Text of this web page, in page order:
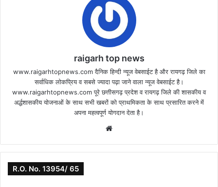
raigarh top news
www.raigarhtopnews.com दैनिक हिन्दी न्यूज वेबसाईट है और रायगढ़ जिले का
सर्वाधिक लोकप्रिय व सबसे ज्यादा पढ़ा जाने वाला न्यूज वेबसाईट है।
www.raigarhtopnews.com पूरे छत्तीसगढ़ प्रदेश व रायगढ़ जिले की शासकीय व
अर्द्धशासकीय योजनाओं के साथ सभी खबरों को प्राथमिकता के साथ प्रसारित करने में
अपना महत्वपूर्ण योगदान देता है।
R.O. No. 13954/ 65